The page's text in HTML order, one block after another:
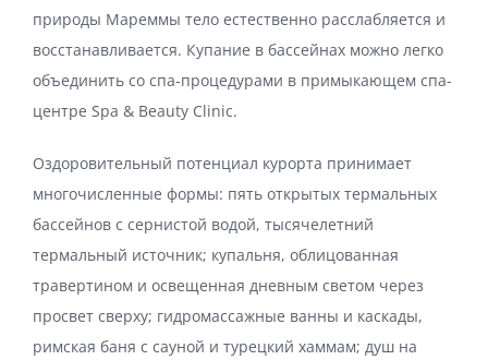
природы Мареммы тело естественно расслабляется и
восстанавливается. Купание в бассейнах можно легко
объединить со спа-процедурами в примыкающем спа-
центре Spa & Beauty Clinic.
Оздоровительный потенциал курорта принимает
многочисленные формы: пять открытых термальных
бассейнов с сернистой водой, тысячелетний
термальный источник; купальня, облицованная
травертином и освещенная дневным светом через
просвет сверху; гидромассажные ванны и каскады,
римская баня с сауной и турецкий хаммам; душ на